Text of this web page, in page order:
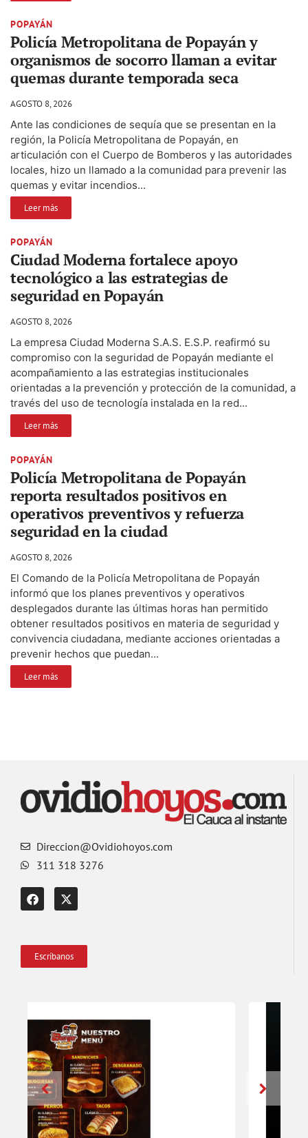
POPAYÁN
Policía Metropolitana de Popayán y
organismos de socorro llaman a evitar
quemas durante temporada seca
AGOSTO 8, 2026
Ante las condiciones de sequía que se presentan en la
región, la Policía Metropolitana de Popayán, en
articulación con el Cuerpo de Bomberos y las autoridades
locales, hizo un llamado a la comunidad para prevenir las
quemas y evitar incendios...
Leer más
POPAYÁN
Ciudad Moderna fortalece apoyo
tecnológico a las estrategias de
seguridad en Popayán
AGOSTO 8, 2026
La empresa Ciudad Moderna S.A.S. E.S.P. reafirmó su
compromiso con la seguridad de Popayán mediante el
acompañamiento a las estrategias institucionales
orientadas a la prevención y protección de la comunidad, a
través del uso de tecnología instalada en la red...
Leer más
POPAYÁN
Policía Metropolitana de Popayán
reporta resultados positivos en
operativos preventivos y refuerza
seguridad en la ciudad
AGOSTO 8, 2026
El Comando de la Policía Metropolitana de Popayán
informó que los planes preventivos y operativos
desplegados durante las últimas horas han permitido
obtener resultados positivos en materia de seguridad y
convivencia ciudadana, mediante acciones orientadas a
prevenir hechos que puedan...
Leer más
Direccion@Ovidiohoyos.com
311 318 3276
Escríbanos